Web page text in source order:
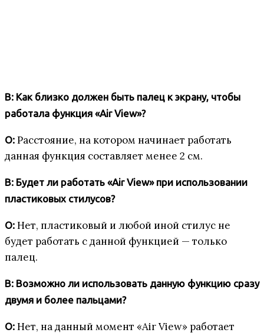
В: Как близко должен быть палец к экрану, чтобы
работала функция «Air View»?
О: Расстояние, на котором начинает работать
данная функция составляет менее 2 см.
В: Будет ли работать «Air View» при использовании
пластиковых стилусов?
О: Нет, пластиковый и любой иной стилус не
будет работать с данной функцией — только
палец.
В: Возможно ли использовать данную функцию сразу
двумя и более пальцами?
О: Нет, на данный момент «Air View» работает